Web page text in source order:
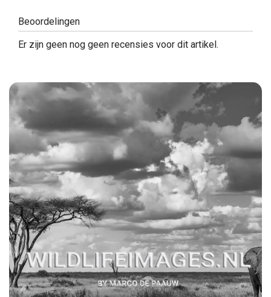
Beoordelingen
Er zijn geen nog geen recensies voor dit artikel.